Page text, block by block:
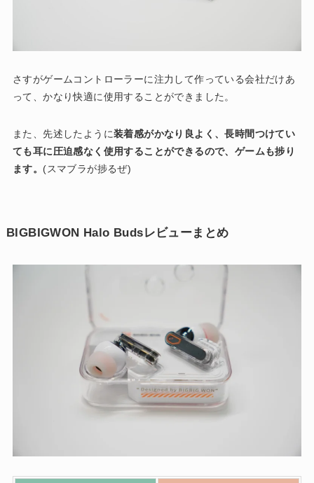
さすがゲームコントローラーに注力して作っている会社だけあ
って、かなり快適に使用することができました。
また、先述したように装着感がかなり良よく、長時間つけてい
ても耳に圧迫感なく使用することができるので、ゲームも捗り
ます。 (スマブラが捗るぜ)
BIGBIGWON Halo Budsレビューまとめ